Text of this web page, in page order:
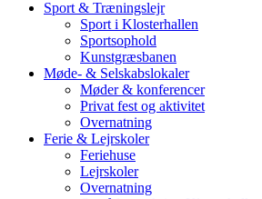
Sport & Træningslejr
Sport i Klosterhallen
Sportsophold
Kunstgræsbanen
Møde- & Selskabslokaler
Møder & konferencer
Privat fest og aktivitet
Overnatning
Ferie & Lejrskoler
Feriehuse
Lejrskoler
Overnatning